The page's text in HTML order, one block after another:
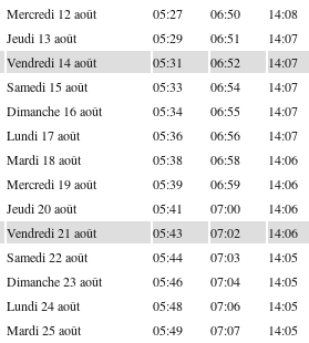
Mercredi 12 août 05:27 06:50 14:08
Jeudi 13 août 05:29 06:51 14:07
Vendredi 14 août 05:31 06:52 14:07
Samedi 15 août 05:33 06:54 14:07
Dimanche 16 août 05:34 06:55 14:07
Lundi 17 août 05:36 06:56 14:07
Mardi 18 août 05:38 06:58 14:06
Mercredi 19 août 05:39 06:59 14:06
Jeudi 20 août 05:41 07:00 14:06
Vendredi 21 août 05:43 07:02 14:06
Samedi 22 août 05:44 07:03 14:05
Dimanche 23 août 05:46 07:04 14:05
Lundi 24 août 05:48 07:06 14:05
Mardi 25 août 05:49 07:07 14:05